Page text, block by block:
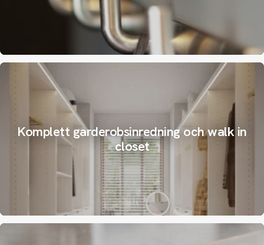
Komplett garderobsinredning och walk in
closet